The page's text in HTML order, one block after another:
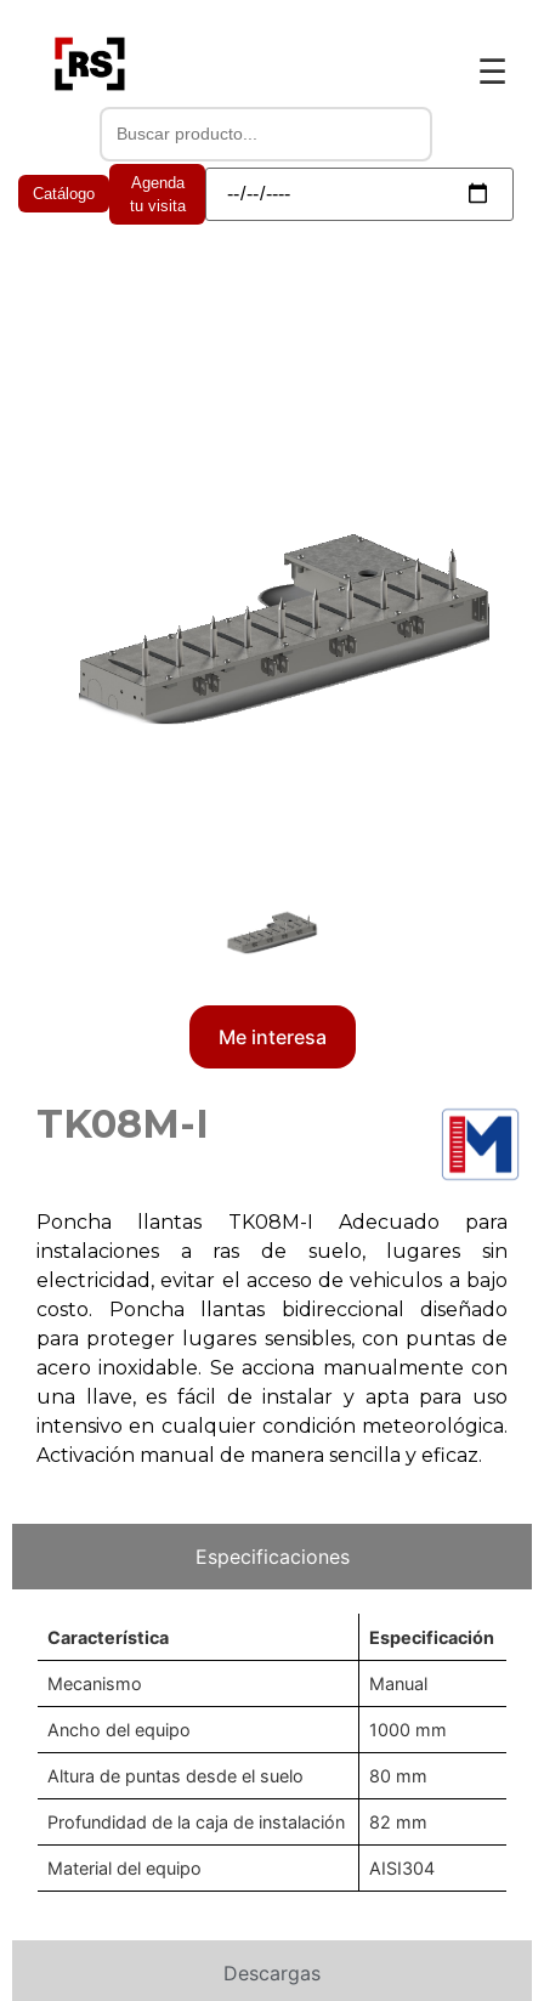
☰
Catálogo
Agenda
tu visita
Me interesa
TK08M-I
Poncha llantas TK08M-I Adecuado para
instalaciones a ras de suelo, lugares sin
electricidad, evitar el acceso de vehiculos a bajo
costo. Poncha llantas bidireccional diseñado
para proteger lugares sensibles, con puntas de
acero inoxidable. Se acciona manualmente con
una llave, es fácil de instalar y apta para uso
intensivo en cualquier condición meteorológica.
Activación manual de manera sencilla y eficaz.
Especificaciones
Descargas
Característica Especificación
Mecanismo Manual
Ancho del equipo 1000 mm
Altura de puntas desde el suelo 80 mm
Profundidad de la caja de instalación 82 mm
Material del equipo AISI304